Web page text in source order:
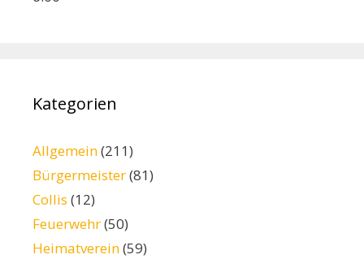
Kategorien
Allgemein(211)
Bürgermeister(81)
Collis (12)
Feuerwehr(50)
Heimatverein(59)